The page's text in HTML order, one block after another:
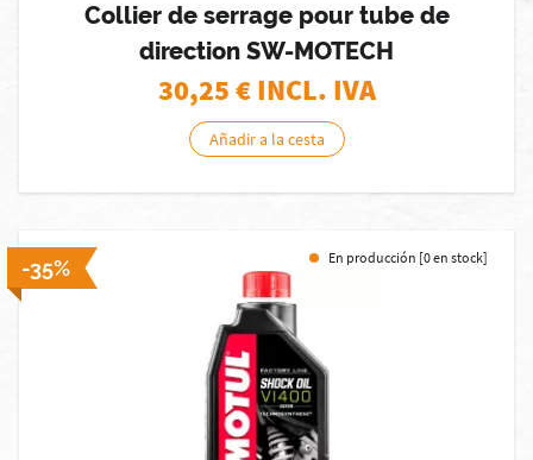
Collier de serrage pour tube de
direction SW-MOTECH
30,25€ INCL. IVA
Añadir a la cesta
-35% En producción [0 en stock]